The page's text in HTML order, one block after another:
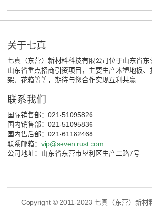
关于七真
七真（东营）新材料科技有限公司位于山东省东
山东省重点招商引资项目，主要生产木塑地板
架、花箱等等，期待与您合作实现互利共赢
联系我们
国际销售部：021-51095826
国内销售部：021-51095836
国内售后部：021-61182468
联系邮箱： vip@seventrust.com
公司地址：山东省东营市垦利区生产二路7号
Copyright © 2011-2023 七真（东营）新材